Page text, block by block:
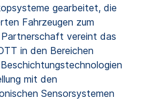
gearbeitet, die
Fahrzeugen zum
vereint das
in den Bereichen
mit den
Sensorsystemen